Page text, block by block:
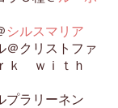
シルスマリア
＠クリストファ
ｋ ｗｉｔｈ
プラリーネン